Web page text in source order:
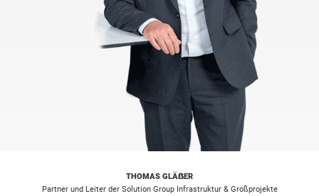
THOMAS GLÄẞER
Partner und Leiter der Solution Group Infrastruktur & Großprojekte